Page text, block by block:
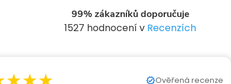
99% zákazníků doporučuje
1527 hodnocení v Recenzích
Ověřená recenze